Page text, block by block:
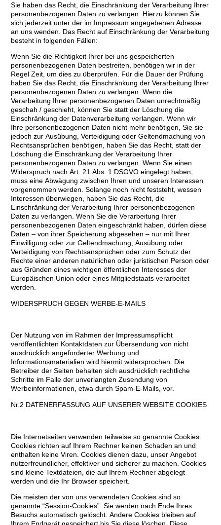
Sie haben das Recht, die Einschränkung der Verarbeitung Ihrer
personenbezogenen Daten zu verlangen. Hierzu können Sie
sich jederzeit unter der im Impressum angegebenen Adresse
an uns wenden. Das Recht auf Einschränkung der Verarbeitung
besteht in folgenden Fällen:
Wenn Sie die Richtigkeit Ihrer bei uns gespeicherten
personenbezogenen Daten bestreiten, benötigen wir in der
Regel Zeit, um dies zu überprüfen. Für die Dauer der Prüfung
haben Sie das Recht, die Einschränkung der Verarbeitung Ihrer
personenbezogenen Daten zu verlangen. Wenn die
Verarbeitung Ihrer personenbezogenen Daten unrechtmäßig
geschah / geschieht, können Sie statt der Löschung die
Einschränkung der Datenverarbeitung verlangen. Wenn wir
Ihre personenbezogenen Daten nicht mehr benötigen, Sie sie
jedoch zur Ausübung, Verteidigung oder Geltendmachung von
Rechtsansprüchen benötigen, haben Sie das Recht, statt der
Löschung die Einschränkung der Verarbeitung Ihrer
personenbezogenen Daten zu verlangen. Wenn Sie einen
Widerspruch nach Art. 21 Abs. 1 DSGVO eingelegt haben,
muss eine Abwägung zwischen Ihren und unseren Interessen
vorgenommen werden. Solange noch nicht feststeht, wessen
Interessen überwiegen, haben Sie das Recht, die
Einschränkung der Verarbeitung Ihrer personenbezogenen
Daten zu verlangen. Wenn Sie die Verarbeitung Ihrer
personenbezogenen Daten eingeschränkt haben, dürfen diese
Daten – von ihrer Speicherung abgesehen – nur mit Ihrer
Einwilligung oder zur Geltendmachung, Ausübung oder
Verteidigung von Rechtsansprüchen oder zum Schutz der
Rechte einer anderen natürlichen oder juristischen Person oder
aus Gründen eines wichtigen öffentlichen Interesses der
Europäischen Union oder eines Mitgliedstaats verarbeitet
werden.
WIDERSPRUCH GEGEN WERBE-E-MAILS
Der Nutzung von im Rahmen der Impressumspflicht
veröffentlichten Kontaktdaten zur Übersendung von nicht
ausdrücklich angeforderter Werbung und
Informationsmaterialien wird hiermit widersprochen. Die
Betreiber der Seiten behalten sich ausdrücklich rechtliche
Schritte im Falle der unverlangten Zusendung von
Werbeinformationen, etwa durch Spam-E-Mails, vor.
Nr.2 DATENERFASSUNG AUF UNSERER WEBSITE COOKIES
Die Internetseiten verwenden teilweise so genannte Cookies.
Cookies richten auf Ihrem Rechner keinen Schaden an und
enthalten keine Viren. Cookies dienen dazu, unser Angebot
nutzerfreundlicher, effektiver und sicherer zu machen. Cookies
sind kleine Textdateien, die auf Ihrem Rechner abgelegt
werden und die Ihr Browser speichert.
Die meisten der von uns verwendeten Cookies sind so
genannte “Session-Cookies”. Sie werden nach Ende Ihres
Besuchs automatisch gelöscht. Andere Cookies bleiben auf